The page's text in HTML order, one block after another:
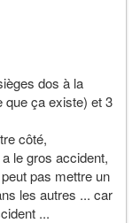
dos à la
que ça existe) et 3
côté,
le gros accident,
pas mettre un
les autres ... car
...